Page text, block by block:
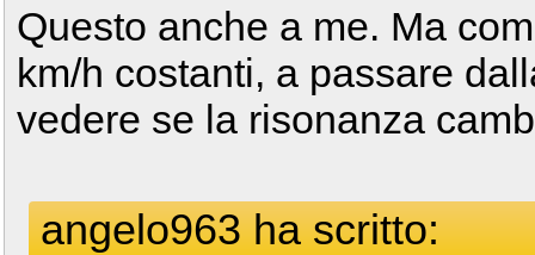
Questo anche a me. Ma
km/h costanti, a passare
vedere se la risonanza
angelo963 ha scritto: